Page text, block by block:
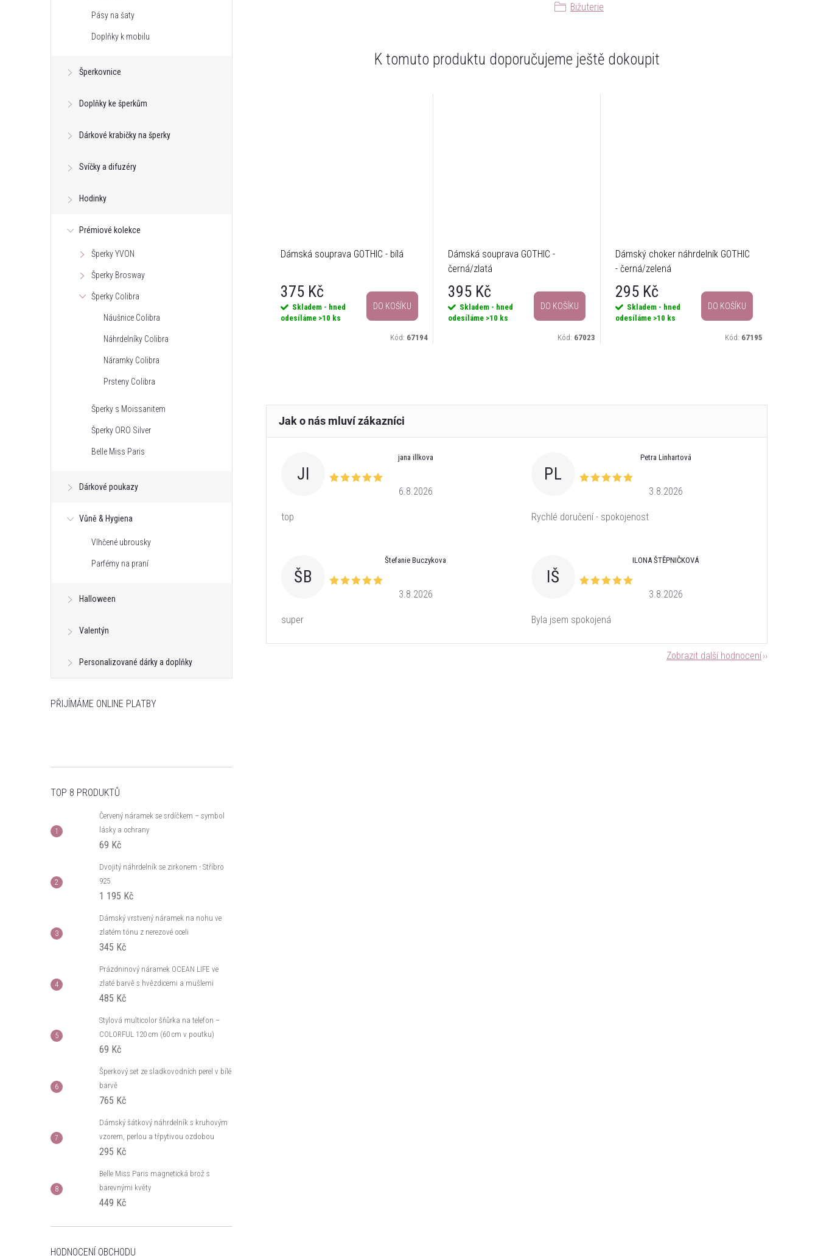
Pásy na šaty
Doplňky k mobilu
Šperkovnice
Doplňky ke šperkům
Dárkové krabičky na šperky
Svíčky a difuzéry
Hodinky
Prémiové kolekce
Šperky YVON
Šperky Brosway
Šperky Colibra
Náušnice Colibra
Náhrdelníky Colibra
Náramky Colibra
Prsteny Colibra
Šperky s Moissanitem
Šperky ORO Silver
Belle Miss Paris
Dárkové poukazy
Vůně & Hygiena
Vlhčené ubrousky
Parfémy na praní
Halloween
Valentýn
Personalizované dárky a doplňky
PŘIJÍMÁME ONLINE PLATBY
TOP 8 PRODUKTŮ
Červený náramek se srdíčkem – symbol
lásky a ochrany
69 Kč
Dvojitý náhrdelník se zirkonem - Stříbro
925
1 195 Kč
Dámský vrstvený náramek na nohu ve
zlatém tónu z nerezové oceli
345 Kč
Prázdninový náramek OCEAN LIFE ve
zlaté barvě s hvězdicemi a mušlemi
485 Kč
Stylová multicolor šňůrka na telefon –
COLORFUL 120 cm (60 cm v poutku)
69 Kč
Šperkový set ze sladkovodních perel v bílé
barvě
765 Kč
Dámský šátkový náhrdelník s kruhovým
vzorem, perlou a třpytivou ozdobou
295 Kč
Belle Miss Paris magnetická brož s
barevnými květy
449 Kč
HODNOCENÍ OBCHODU
Bižuterie
K tomuto produktu doporučujeme ještě dokoupit
Dámská souprava GOTHIC - bílá
375 Kč
Skladem - hned
odesíláme >10 ks
DO KOŠÍKU
Kód: 67194
Dámská souprava GOTHIC -
černá/zlatá
395 Kč
Skladem - hned
odesíláme >10 ks
DO KOŠÍKU
Kód: 67023
Dámský choker náhrdelník GOTHIC
- černá/zelená
295 Kč
Skladem - hned
odesíláme >10 ks
DO KOŠÍKU
Kód: 67195
JI
jana illkova
6.8.2026
top
PL
Petra Linhartová
3.8.2026
Rychlé doručení - spokojenost
ŠB
Štefanie Buczykova
3.8.2026
super
IŠ
ILONA ŠTĚPNIČKOVÁ
3.8.2026
Byla jsem spokojená
Zobrazit další hodnocení